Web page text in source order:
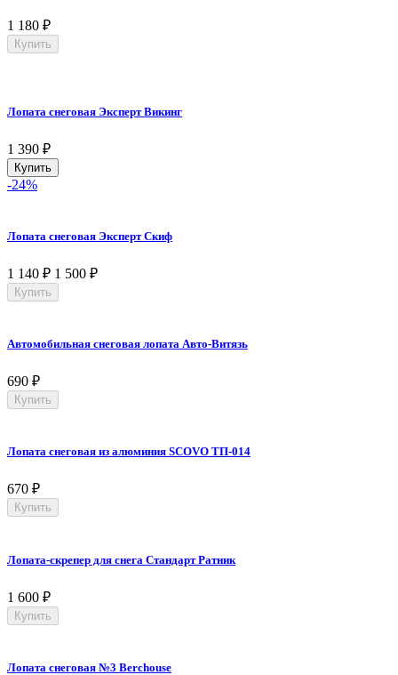
1 180 ₽
Купить
Лопата снеговая Эксперт Викинг
1 390 ₽
Купить
-24%
Лопата снеговая Эксперт Скиф
1 140 ₽ 1 500 ₽
Купить
Автомобильная снеговая лопата Авто-Витязь
690 ₽
Купить
Лопата снеговая из алюминия SCOVO ТП-014
670 ₽
Купить
Лопата-скрепер для снега Стандарт Ратник
1 600 ₽
Купить
Лопата снеговая №3 Berchouse